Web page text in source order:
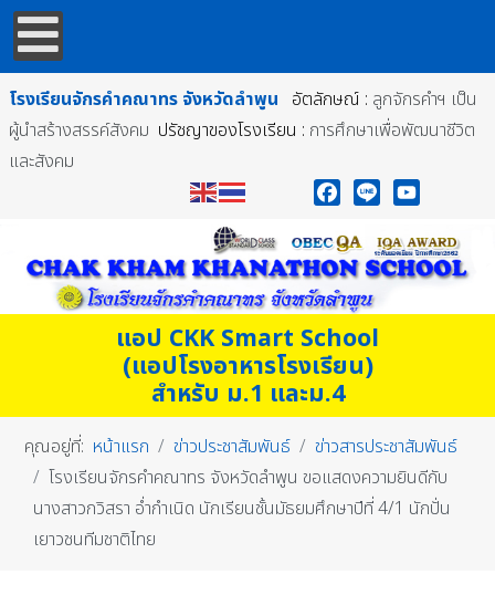
โรงเรียนจักรคำคณาทร จังหวัดลำพูน อัตลักษณ์ : ลูกจักรคำฯ เป็น
ผู้นำสร้างสรรค์สังคม ปรัชญาของโรงเรียน : การศึกษาเพื่อพัฒนาชีวิต
และสังคม
แอป CKK Smart School
(แอปโรงอาหารโรงเรียน)
สำหรับ ม.1 และม.4
คุณอยู่ที่: หน้าแรก ข่าวประชาสัมพันธ์
ข่าวสารประชาสัมพันธ์
โรงเรียนจักรคำคณาทร จังหวัดลำพูน ขอแสดงความยินดีกับ
นางสาวกวิสรา อํ่ากำเนิด นักเรียนชั้นมัธยมศึกษาปีที่ 4/1 นักปั่น
เยาวชนทีมชาติไทย